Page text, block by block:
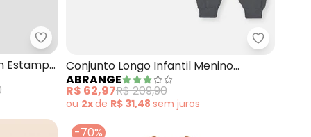
(Bege)
Reirex - Conjunto Infantil Blusão com Estampa e
Estampa
Abrange
Conjunto Longo Infantil Menino
Creativity (Bege)
ABRANGE
R$ 62,97R$ 209,90
ou 2xde R$ 31,48 sem juros
-70%